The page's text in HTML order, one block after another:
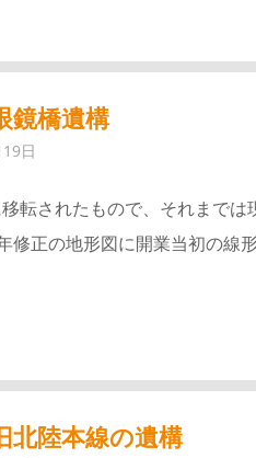
鏡橋遺構
日
転されたもので、それまでは
正の地形図に開業当初の線
北陸本線の遺構